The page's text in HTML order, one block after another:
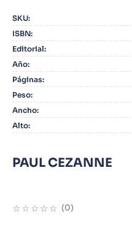
SKU:
ISBN:
Editorial:
Año:
Páginas:
Peso:
Ancho:
Alto:
PAUL CEZANNE
☆☆☆☆☆ (0)
2. Blue Lock
3. Jujutsu Kaisen
4. Odisea
5. Manga
6. Stephen King
7. Iliada